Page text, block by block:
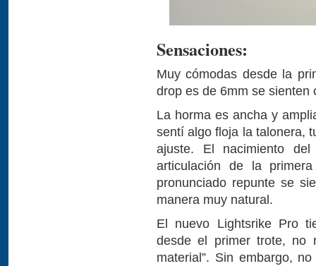
Sensaciones:
Muy cómodas desde la
drop es de 6mm se sienten
La horma es ancha y
sentí algo floja la talonera,
ajuste. El nacimiento
articulación de la
pronunciado repunte se
manera muy natural.
El nuevo Lightsrike Pro
desde el primer trote, no
material”. Sin embargo,